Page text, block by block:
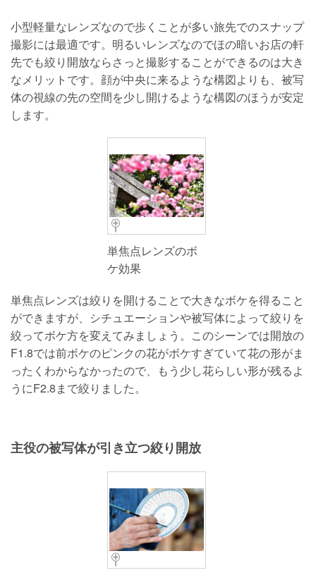
小型軽量なレンズなので歩くことが多い旅先でのスナップ
撮影には最適です。明るいレンズなのでほの暗いお店の軒
先でも絞り開放ならさっと撮影することができるのは大き
なメリットです。顔が中央に来るような構図よりも、被写
体の視線の先の空間を少し開けるような構図のほうが安定
します。
単焦点レンズのボ
ケ効果
単焦点レンズは絞りを開けることで大きなボケを得ること
ができますが、シチュエーションや被写体によって絞りを
絞ってボケ方を変えてみましょう。このシーンでは開放の
F1.8では前ボケのピンクの花がボケすぎていて花の形がま
ったくわからなかったので、もう少し花らしい形が残るよ
うにF2.8まで絞りました。
主役の被写体が引き立つ絞り開放